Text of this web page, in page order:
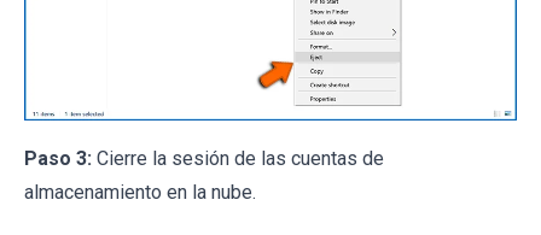
Paso 3: Cierre la sesión de las cuentas de
almacenamiento en la nube.